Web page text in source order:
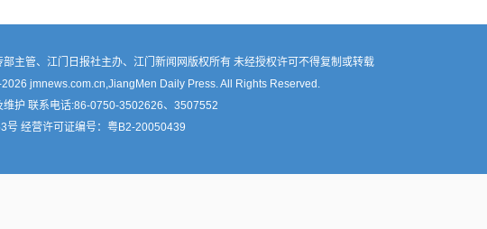
部主管、江门日报社主办、江门新闻网版权所有 未经授权许可不得复制或转载
2026 jmnews.com.cn,JiangMen Daily Press. All Rights Reserved.
维护 联系电话:86-0750-3502626、3507552
号 经营许可证编号： 粤B2-20050439